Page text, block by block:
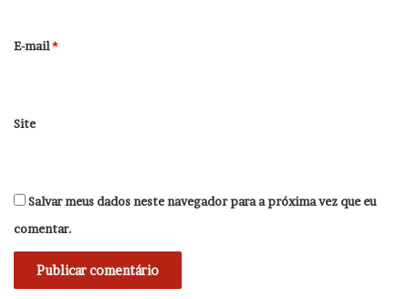
*
E-mail*
Site
Salvar meus dados neste navegador para a próxima vez que eu
comentar.